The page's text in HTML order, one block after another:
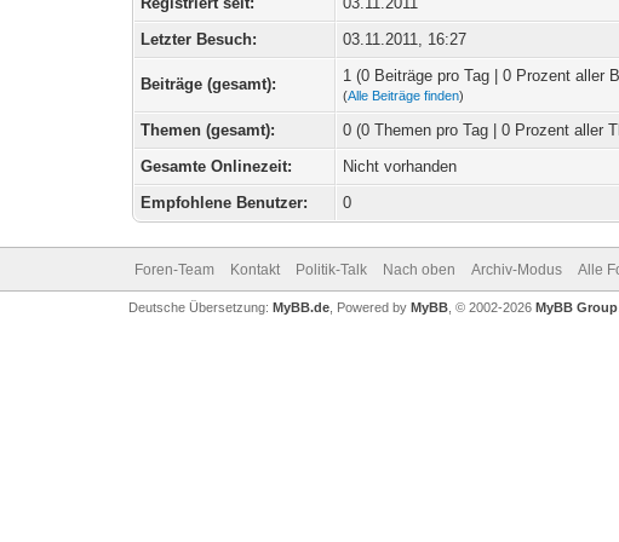
Letzter Besuch:
03.11.2011, 16:27
Beiträge (gesamt): 1 (0 Beiträge pro Tag | 0 Prozent aller
(Alle Beiträge finden)
Themen (gesamt):
0 (0 Themen pro Tag | 0 Prozent aller
Gesamte Onlinezeit:
Nicht vorhanden
Empfohlene Benutzer:
0
Foren-Team Kontakt Politik-Talk Nach oben Archiv-Modus Alle
Deutsche Übersetzung: MyBB.de, Powered by MyBB, © 2002-2026 MyBB Group.